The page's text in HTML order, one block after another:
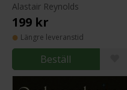
Alastair Reynolds
199 kr
Längre leveranstid
Beställ